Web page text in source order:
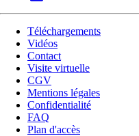
Téléchargements
Vidéos
Contact
Visite virtuelle
CGV
Mentions légales
Confidentialité
FAQ
Plan d'accès